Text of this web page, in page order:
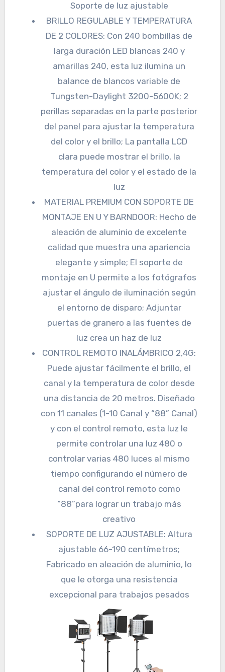
Soporte de luz ajustable
BRILLO REGULABLE Y TEMPERATURA
DE 2 COLORES: Con 240 bombillas de
larga duración LED blancas 240 y
amarillas 240, esta luz ilumina un
balance de blancos variable de
Tungsten-Daylight 3200-5600K; 2
perillas separadas en la parte posterior
del panel para ajustar la temperatura
del color y el brillo; La pantalla LCD
clara puede mostrar el brillo, la
temperatura del color y el estado de la
luz
MATERIAL PREMIUM CON SOPORTE DE
MONTAJE EN U Y BARNDOOR: Hecho de
aleación de aluminio de excelente
calidad que muestra una apariencia
elegante y simple; El soporte de
montaje en U permite a los fotógrafos
ajustar el ángulo de iluminación según
el entorno de disparo; Adjuntar
puertas de granero a las fuentes de
luz crea un haz de luz
CONTROL REMOTO INALÁMBRICO 2,4G:
Puede ajustar fácilmente el brillo, el
canal y la temperatura de color desde
una distancia de 20 metros. Diseñado
con 11 canales (1-10 Canal y “88” Canal)
y con el control remoto, esta luz le
permite controlar una luz 480 o
controlar varias 480 luces al mismo
tiempo configurando el número de
canal del control remoto como
“88”para lograr un trabajo más
creativo
SOPORTE DE LUZ AJUSTABLE: Altura
ajustable 66-190 centímetros;
Fabricado en aleación de aluminio, lo
que le otorga una resistencia
excepcional para trabajos pesados